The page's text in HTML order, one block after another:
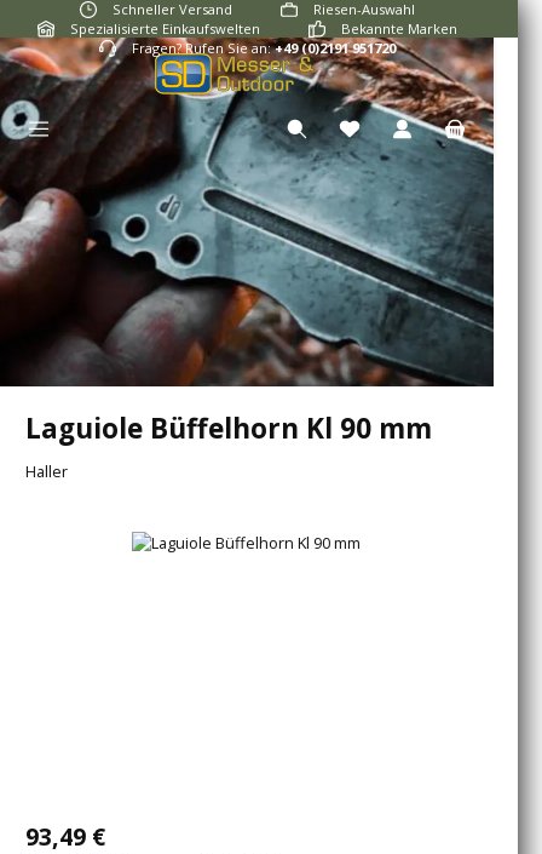
Zum Hauptinhalt springen
Schneller Versand
Riesen-Auswahl
Spezialisierte Einkaufswelten
Bekannte Marken
Fragen? Rufen Sie an:+49 (0)2191 951720
Du hast 0 Produkte
Laguiole Büffelhorn Kl 90 mm
Haller
Bildergalerie überspringen
Regulärer Preis:
93,49 €